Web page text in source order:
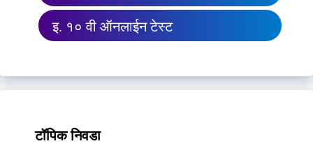
इ. १० वी ऑनलाईन टेस्ट
टॉपिक निवडा